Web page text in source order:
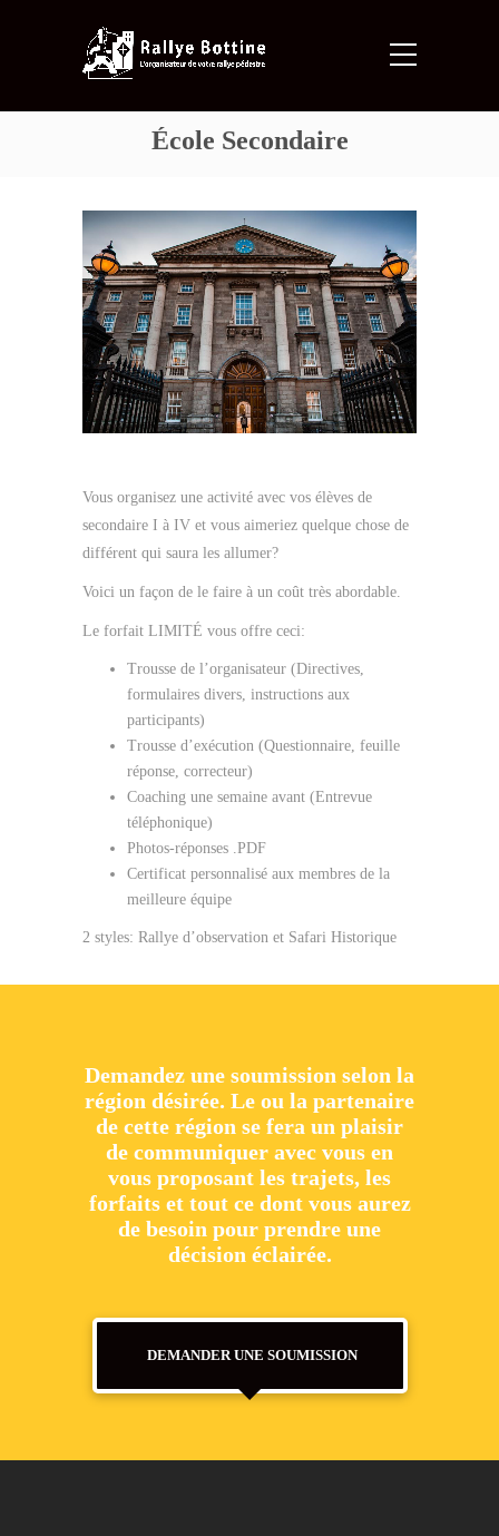
École Secondaire
Vous organisez une activité avec vos élèves de
secondaire I à IV et vous aimeriez quelque chose de
différent qui saura les allumer?
Voici un façon de le faire à un coût très abordable.
Le forfait LIMITÉ vous offre ceci:
Trousse de l’organisateur (Directives,
formulaires divers, instructions aux
participants)
Trousse d’exécution (Questionnaire, feuille
réponse, correcteur)
Coaching une semaine avant (Entrevue
téléphonique)
Photos-réponses .PDF
Certificat personnalisé aux membres de la
meilleure équipe
2 styles: Rallye d’observation et Safari Historique
Demandez une soumission selon la
région désirée. Le ou la partenaire
de cette région se fera un plaisir
de communiquer avec vous en
vous proposant les trajets, les
forfaits et tout ce dont vous aurez
de besoin pour prendre une
décision éclairée.
DEMANDER UNE SOUMISSION